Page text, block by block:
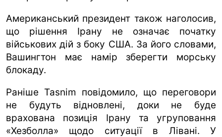
Американський президент також наголосив,
що рішення Ірану не означає початку
військових дій з боку США. За його словами,
Вашингтон має намір зберегти морську
блокаду.
Раніше Tasnim повідомило, що переговори
не будуть відновлені, доки не буде
врахована позиція Ірану та угруповання
«Хезболла» щодо ситуації в Лівані. У